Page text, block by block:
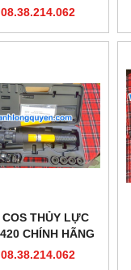
DÀY
COS THỦY LỰC
CHÍNH HÃNG